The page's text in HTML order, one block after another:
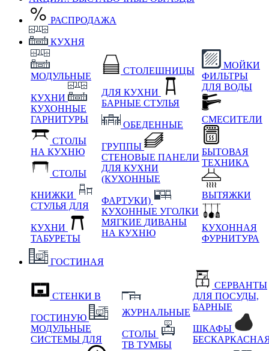
РАСПРОДАЖА
КУХНЯ
МОДУЛЬНЫЕ
КУХНИ
КУХОННЫЕ
ГАРНИТУРЫ
СТОЛЫ
НА КУХНЮ
СТОЛЫ
КНИЖКИ
СТУЛЬЯ ДЛЯ
КУХНИ
ТАБУРЕТЫ
СТОЛЕШНИЦЫ
ДЛЯ КУХНИ
БАРНЫЕ СТУЛЬЯ
ОБЕДЕННЫЕ
ГРУППЫ
СТЕНОВЫЕ ПАНЕЛИ
ДЛЯ КУХНИ
(КУХОННЫЕ
ФАРТУКИ)
КУХОННЫЕ УГОЛКИ
МЯГКИЕ ДИВАНЫ
НА КУХНЮ
МОЙКИ
ФИЛЬТРЫ
ДЛЯ ВОДЫ
СМЕСИТЕЛИ
БЫТОВАЯ
ТЕХНИКА
ВЫТЯЖКИ
КУХОННАЯ
ФУРНИТУРА
ГОСТИНАЯ
СТЕНКИ В
ГОСТИНУЮ
МОДУЛЬНЫЕ
СИСТЕМЫ ДЛЯ
ЖУРНАЛЬНЫЕ
СТОЛЫ
ТВ ТУМБЫ
СЕРВАНТЫ
ДЛЯ ПОСУДЫ,
БАРНЫЕ
ШКАФЫ